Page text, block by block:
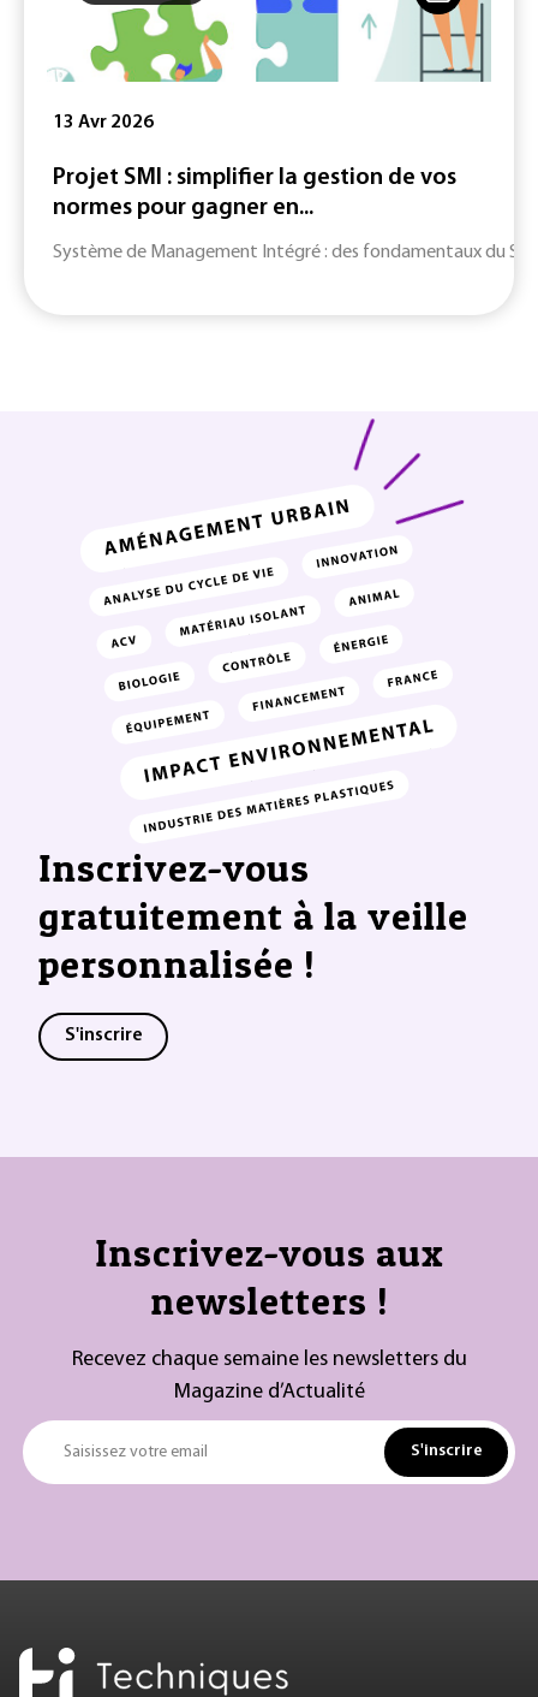
13 Avr 2026
Projet SMI : simplifier la gestion de vos
normes pour gagner en...
Système de Management Intégré : des fondamentaux du
Inscrivez-vous
gratuitement à la veille
personnalisée !
S'inscrire
Inscrivez-vous aux
newsletters !
Recevez chaque semaine les newsletters du
Magazine d’Actualité
Saisissez votre email S'inscrire